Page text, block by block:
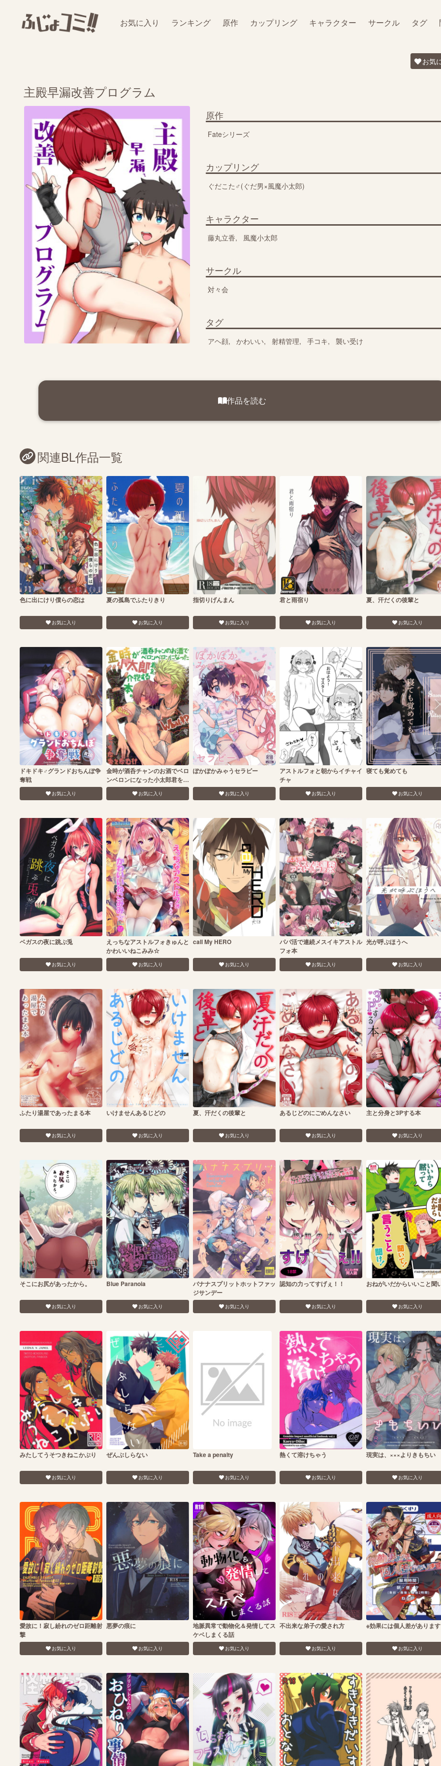
お気に入り ランキング 原作 カップリング キャラクター サークル タグ
お気
主殿早漏改善プログラム
原作
Fateシリーズ
カップリング
ぐだこた♂(ぐだ男×風魔小太郎)
キャラクター
藤丸立香 風魔小太郎
サークル
対々会
タグ
アヘ顔 かわいい 射精管理 手コキ 襲い受け
作品を読む
関連BL作品一覧
色に出にけり僕らの恋は
お気に入り
夏の孤島でふたりきり
お気に入り
指切りげんまん
お気に入り
君と雨宿り
お気に入り
夏、汗だくの後輩と
お気に入り
ドキドキ♂グランドおちんぽ争
奪戦
お気に入り
金時が酒呑チャンのお酒でベロ
ンベロンになった小太郎君を介
抱する本。
お気に入り
ぽかぽかみゃうセラピー
お気に入り
アストルフォと朝からイチャイ
チャ
お気に入り
寝ても覚めても
お気に入り
ベガスの夜に跳ぶ兎
お気に入り
えっちなアストルフォきゅんと
かわいいねこみみ☆
お気に入り
call My HERO
お気に入り
パパ活で連続メスイキアストル
フォ本
お気に入り
光が呼ぶほうへ
お気に入り
ふたり湯屋であったまる本
お気に入り
いけませんあるじどの
お気に入り
夏、汗だくの後輩と
お気に入り
あるじどのにごめんなさい
お気に入り
主と分身と3Pする本
お気に入り
そこにお尻があったから。
お気に入り
Blue Paranoia
お気に入り
バナナスプリットホットファッ
ジサンデー
お気に入り
認知の力ってすげぇ！！
お気に入り
おねがいだからいいこと聞
お気に入り
みたしてうそつきねこかぶり
お気に入り
ぜんぶしらない
お気に入り
Take a penalty
お気に入り
熱くて溶けちゃう
お気に入り
現実は、×××よりきもちい
お気に入り
愛故に！寂し紛れのゼロ距離射
撃
お気に入り
悪夢の痕に
お気に入り
地脈異常で動物化＆発情してス
ケベしまくる話
お気に入り
不出来な弟子の愛され方
お気に入り
※効果には個人差がありま
お気に入り